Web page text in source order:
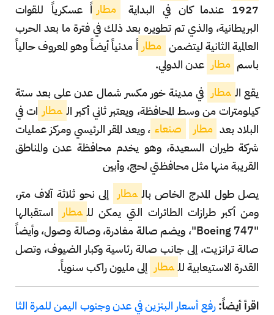
1927 عندما كان في البداية
مطار اً عسكرياً للقوات
البريطانية، والذي تم تطويره بعد ذلك في فترة ما بعد الحرب
العالمية الثانية ليتضمن مطار اً مدنياً أيضاً وهو المعروف حالياً
باسم مطار عدن الدولي.
يقع ال مطار في مدينة خور مكسر شمال عدن على بعد ستة
كيلومترات من وسط المحافظة، ويعتبر ثاني أكبر ال مطار ات في
البلاد بعد مطار صنعاء ، ويعد المقر الرئيسي ومركز عمليات
شركة طيران السعيدة، وهو يخدم محافظة عدن والمناطق
القريبة منها مثل محافظتي لحج، وأبين
يصل طول المدرج الخاص بال مطار إلى نحو ثلاثة آلاف متر،
ومن أكبر طرازات الطائرات التي يمكن لل مطار
استقبالها
"Boeing 747"، ويضم صالة مغادرة، وصالة وصول، وأيضاً
صالة ترانزيت، إلى جانب صالة رئاسية وكبار الضيوف، وتصل
القدرة الاستيعابية لل مطار إلى مليون راكب سنوياً.
اقرأ أيضاً:رفع أسعار البنزين في عدن وجنوب اليمن للمرة الثا